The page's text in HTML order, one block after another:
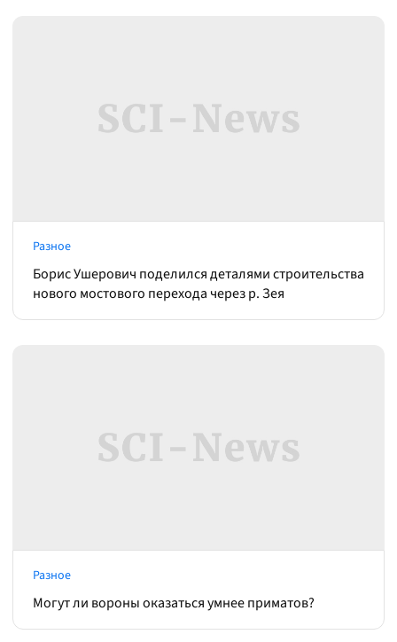
Разное
Борис Ушерович поделился деталями строительства
нового мостового перехода через р. Зея
Разное
Могут ли вороны оказаться умнее приматов?